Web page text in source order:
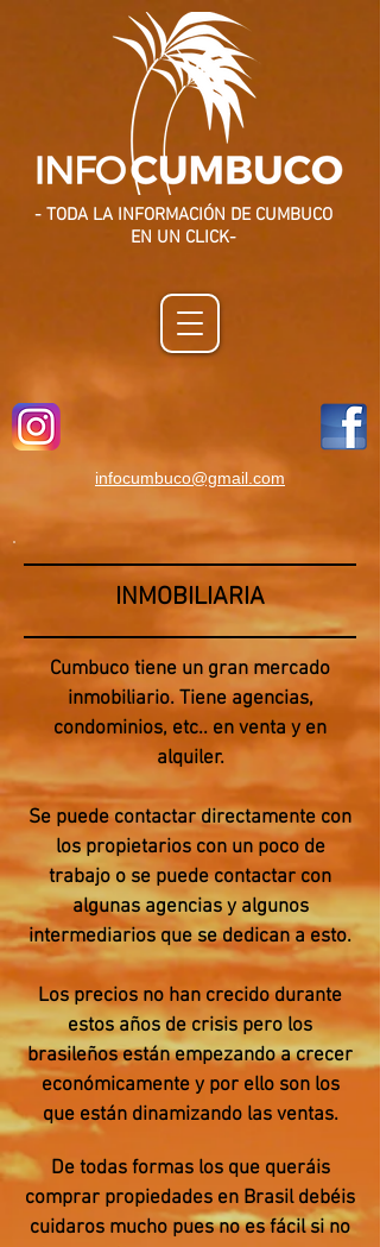
- TODA LA INFORMACIÓN DE CUMBUCO
EN UN CLICK-
infocumbuco@gmail.com
INMOBILIARIA
Cumbuco tiene un gran mercado
inmobiliario. Tiene agencias,
condominios, etc.. en venta y en
alquiler.
Se puede contactar directamente con
los propietarios con un poco de
trabajo o se puede contactar con
algunas agencias y algunos
intermediarios que se dedican a esto.
Los precios no han crecido durante
estos años de crisis pero los
brasileños están empezando a crecer
económicamente y por ello son los
que están dinamizando las ventas.
De todas formas los que queráis
comprar propiedades en Brasil debéis
cuidaros mucho pues no es fácil si no